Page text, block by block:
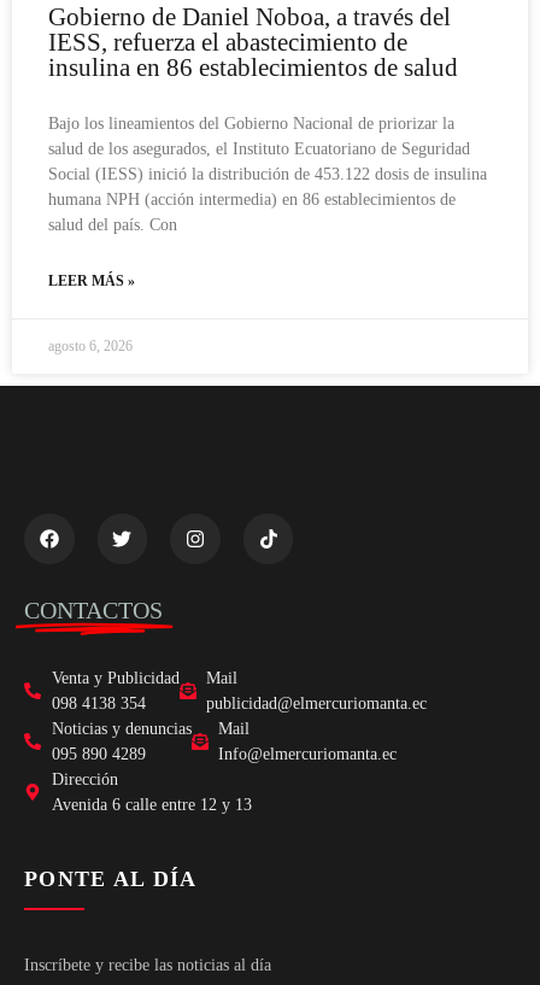
Gobierno de Daniel Noboa, a través del
IESS, refuerza el abastecimiento de
insulina en 86 establecimientos de salud
Bajo los lineamientos del Gobierno Nacional de priorizar la
salud de los asegurados, el Instituto Ecuatoriano de Seguridad
Social (IESS) inició la distribución de 453.122 dosis de insulina
humana NPH (acción intermedia) en 86 establecimientos de
salud del país. Con
LEER MÁS »
agosto 6, 2026
CONTACTOS
Venta y Publicidad
098 4138 354
Mail
publicidad@elmercuriomanta.ec
Noticias y denuncias
095 890 4289
Mail
Info@elmercuriomanta.ec
Dirección
Avenida 6 calle entre 12 y 13
PONTE AL DÍA
Inscríbete y recibe las noticias al día